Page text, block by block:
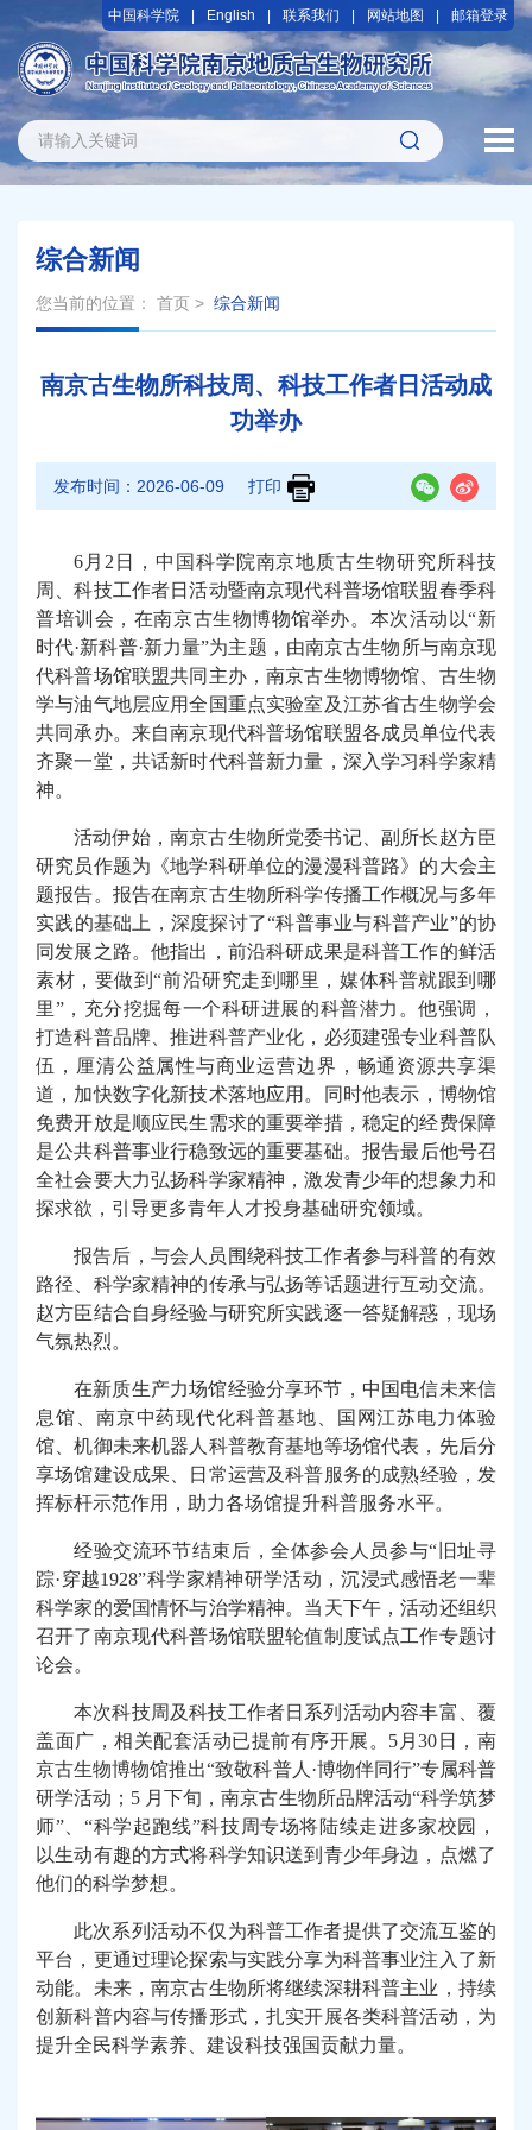
中国科学院 English 联系我们 网站地图 邮箱登录
综合新闻
您当前的位置： 首页 > 综合新闻
南京古生物所科技周、科技工作者日活动成
功举办
发布时间： 2026-06-09 打印
6 月2日， 中国科学院南京地质古生物研究所科技
周、科技工作者日活动暨南京现代科普场馆联盟春季科
普培训会，在南京古生物博物馆举办。本次活动以“新
时代·新科普·新力量”为主题，由南京古生物所与南京现
代科普场馆联盟共同主办，南京古生物博物馆、古生物
学与油气地层应用全国重点实验室及江苏省古生物学会
共同承办。来自南京现代科普场馆联盟各成员单位代表
齐聚一堂，共话新时代科普新力量，深入学习科学家精
神。
活动伊始，南京古生物所党委书记、副所长赵方臣
研究员作题为《地学科研单位的漫漫科普路》的大会主
题报告。报告在南京古生物所科学传播工作概况与多年
实践的基础上，深度探讨了“科普事业与科普产业”的协
同发展之路。他指出，前沿科研成果是科普工作的鲜活
素材， 要做到“前沿研究走到哪里，媒体科普就跟到哪
里”， 充分挖掘每一个科研进展的科普潜力。他强调，
打造科普品牌、推进科普产业化，必须建强专业科普队
伍，厘清公益属性与商业运营边界，畅通资源共享渠
道，加快数字化新技术落地应用。同时他表示 ，博物馆
免费开放是顺应民生需求的重要举措，稳定的经费保障
是公共科普事业行稳致远的重要基础。报告最后他号召
全社会要大力弘扬科学家精神，激发青少年的想象力和
探求欲， 引导更多青年人才投身基础研究领域。
报告后，与会人员 围绕科技工作者参与科普的有效
路径、科学家精神的传承与弘扬等话题进行互动交流。
赵方臣结合自身经验与研究所实践逐一答疑解惑 ，现场
气氛热烈。
在新质生产力场馆经验分享环节，中国电信未来信
息馆、南京中药现代化科普基地、国网江苏电力体验
馆、机御未来机器人科普教育基地等场馆代表 ，先后分
享场馆建设成果 、日常运营及科普服务的成熟经验 ，发
挥标杆示范作用， 助力各场馆提升科普服务水平。
经验交流环节结束后，全体参会人员参与“旧址寻
踪·穿越1928”科学家精神研学活动 ，沉浸式感悟老一辈
科学家的爱国情怀与治学精神。当天下午，活动还组织
召开了南京现代科普场馆联盟轮值制度试点工作专题讨
论会。
本次科技周及科技工作者日系列活动内容丰富、 覆
盖面广，相关配套活动已提前有序开展 。5月30日，南
京古生物博物馆推出“致敬科普人·博物伴同行”专属科普
研学活动 ； 5 月下旬，南京古生物所品牌活动“科学筑梦
师”、“科学起跑线”科技周专场将陆续走进多家校园
，
以生动有趣的方式将科学知识送到青少年身边，点燃了
他们的科学梦想。
此次系列活动不仅为科普工作者提供了交流互鉴的
平台，更通过理论探索与实践分享为科普事业注入了新
动能。未来，南京古生物所将继续深耕科普主业，持续
创新科普内容与传播形式，扎实开展各类科普活动，为
提升全民科学素养、建设科技强国贡献力量。